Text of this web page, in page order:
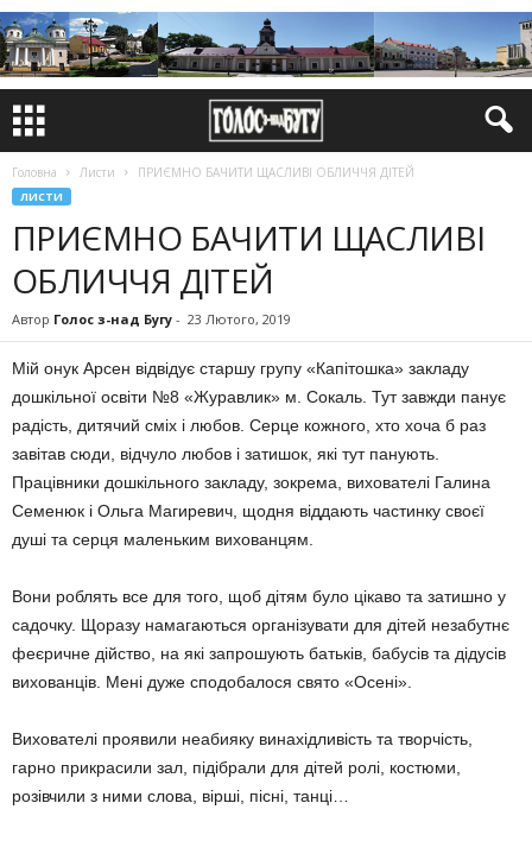
Головна Листи ПРИЄМНО БАЧИТИ ЩАСЛИВІ ОБЛИЧЧЯ ДІТЕЙ
ЛИСТИ
ПРИЄМНО БАЧИТИ ЩАСЛИВІ
ОБЛИЧЧЯ ДІТЕЙ
Автор Голос з-над Бугу - 23 Лютого, 2019
Мій онук Арсен відвідує старшу групу «Капітошка» закладу
дошкільної освіти №8 «Журавлик» м. Сокаль. Тут завжди панує
радість, дитячий сміх і любов. Серце кожного, хто хоча б раз
завітав сюди, відчуло любов і затишок, які тут панують.
Працівники дошкільного закладу, зокрема, вихователі Галина
Семенюк і Ольга Магиревич, щодня віддають частинку своєї
душі та серця маленьким вихованцям.
Вони роблять все для того, щоб дітям було цікаво та затишно у
садочку. Щоразу намагаються організувати для дітей незабутнє
феєричне дійство, на які запрошують батьків, бабусів та дідусів
вихованців. Мені дуже сподобалoся свято «Осені».
Вихователі проявили неабияку винахідливість та творчість,
гарно прикрасили зал, підібрали для дітей ролі, костюми,
розівчили з ними слова, вірші, пісні, танці…